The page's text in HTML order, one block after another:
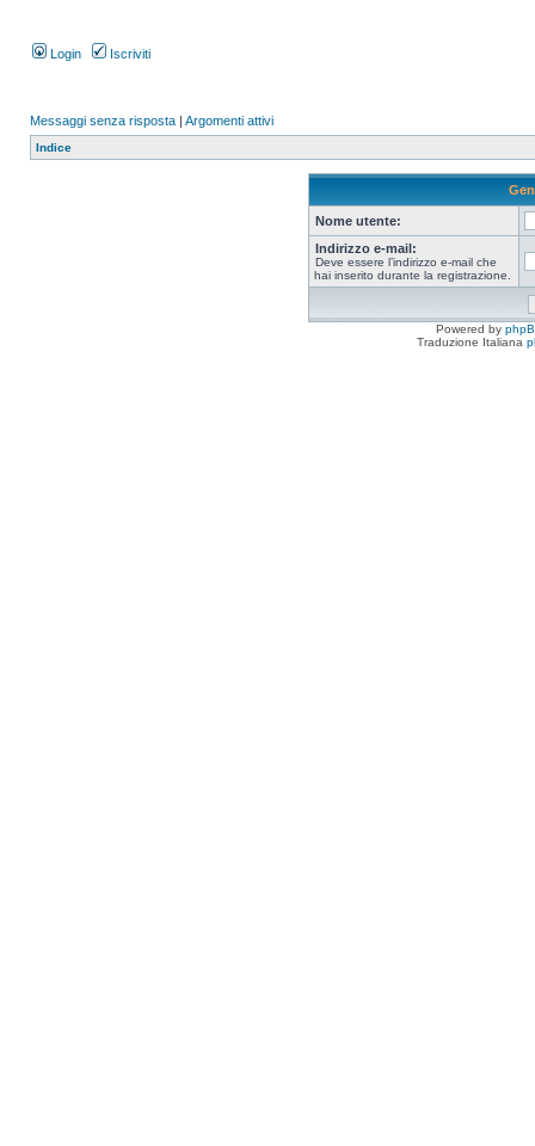
Login Iscriviti
Messaggi senza risposta | Argomenti attivi
Indice
Nome utente:
Indirizzo e-mail:
Deve essere l’indirizzo e-mail che
hai inserito durante la registrazione.
Powered by
Traduzione Italiana